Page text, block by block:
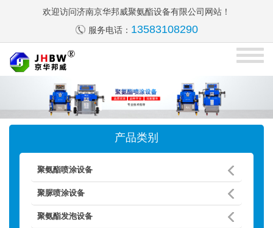
欢迎访问济南京华邦威聚氨酯设备有限公司网站！
服务电话： 13583108290
产品类别
聚氨酯喷涂设备
聚脲喷涂设备
聚氨酯发泡设备